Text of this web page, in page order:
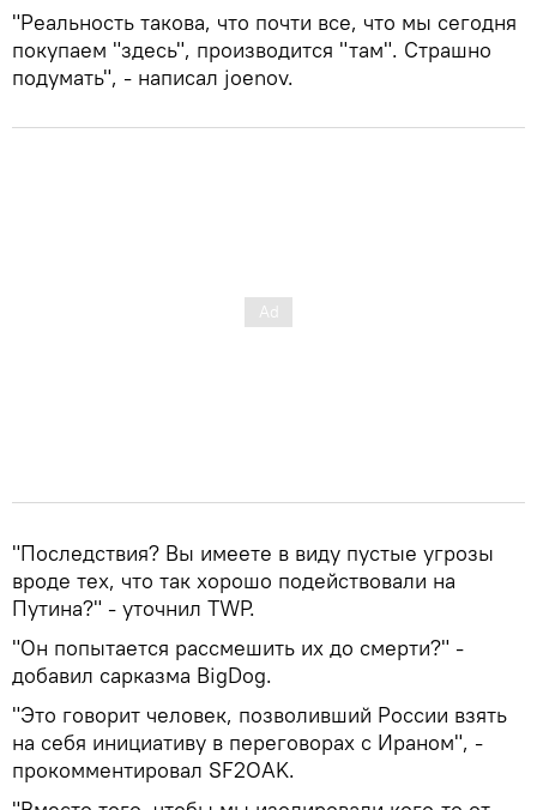
"Реальность такова, что почти все, что мы сегодня
покупаем "здесь", производится "там". Страшно
подумать", - написал joenov.
"Последствия? Вы имеете в виду пустые угрозы
вроде тех, что так хорошо подействовали на
Путина?" - уточнил TWP.
"Он попытается рассмешить их до смерти?" -
добавил сарказма BigDog.
"Это говорит человек, позволивший России взять
на себя инициативу в переговорах с Ираном", -
прокомментировал SF2OAK.